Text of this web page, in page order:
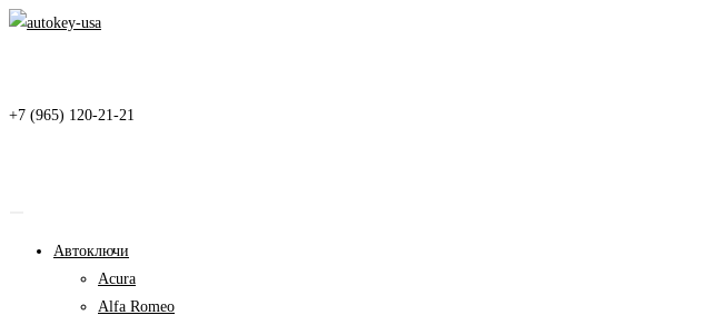
Перейти
+7 (965) 120-21-21
Автоключи
Acura
Alfa Romeo